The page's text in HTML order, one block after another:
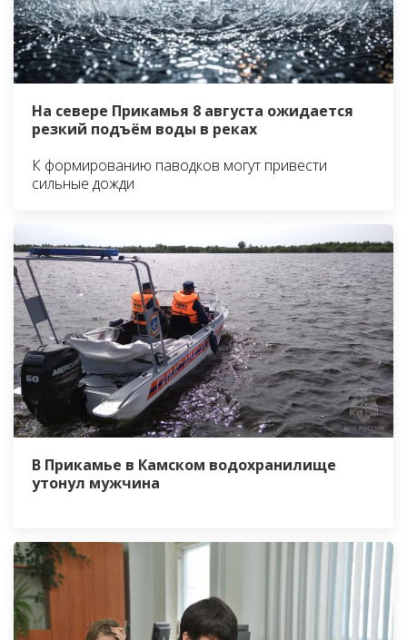
На севере Прикамья 8 августа ожидается
резкий подъём воды в реках
К формированию паводков могут привести
сильные дожди
В Прикамье в Камском водохранилище
утонул мужчина